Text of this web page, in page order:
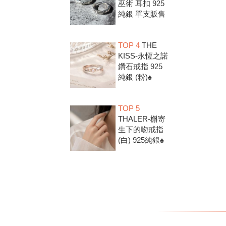
巫術 耳扣 925
純銀 單支販售
TOP 4THE
KISS-永恆之諾
鑽石戒指 925
純銀 (粉)♠
TOP 5
THALER-槲寄
生下的吻戒指
(白) 925純銀♠